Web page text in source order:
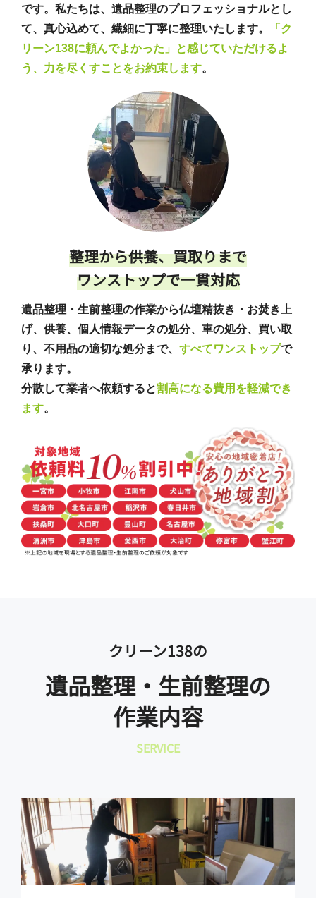
です。私たちは、遺品整理のプロフェッショナルとし
て、真心込めて、繊細に丁寧に整理いたします。
「ク
リーン138に頼んでよかった」と感じていただけるよ
う、力を尽くすことをお約束します。
整理から供養、買取りまで
ワンストップで一貫対応
遺品整理・生前整理の作業から仏壇精抜き・お焚き上
げ、供養、個人情報データの処分、車の処分、買い取
り、不用品の適切な処分まで、 すべてワンストップで
承ります。
分散して業者へ依頼すると割高になる費用を軽減でき
ます。
クリーン138の
遺品整理・生前整理の
作業内容
SERVICE